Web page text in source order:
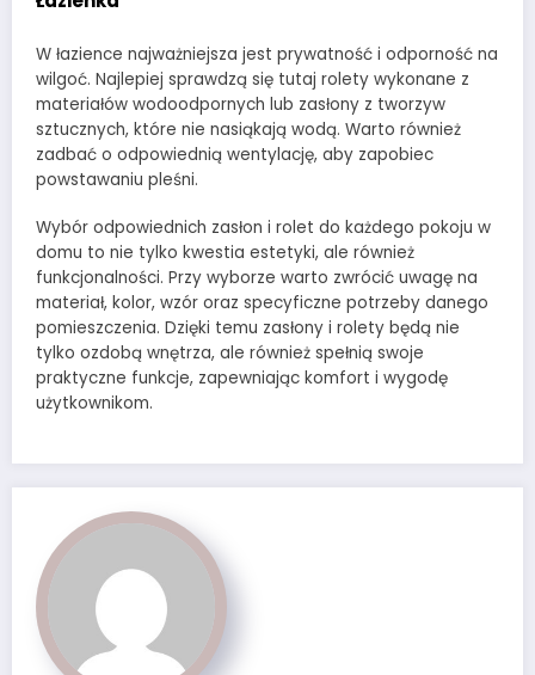
W łazience najważniejsza jest prywatność i odporność na
wilgoć. Najlepiej sprawdzą się tutaj rolety wykonane z
materiałów wodoodpornych lub zasłony z tworzyw
sztucznych, które nie nasiąkają wodą. Warto również
zadbać o odpowiednią wentylację, aby zapobiec
powstawaniu pleśni.
Wybór odpowiednich zasłon i rolet do każdego pokoju w
domu to nie tylko kwestia estetyki, ale również
funkcjonalności. Przy wyborze warto zwrócić uwagę na
materiał, kolor, wzór oraz specyficzne potrzeby danego
pomieszczenia. Dzięki temu zasłony i rolety będą nie
tylko ozdobą wnętrza, ale również spełnią swoje
praktyczne funkcje, zapewniając komfort i wygodę
użytkownikom.